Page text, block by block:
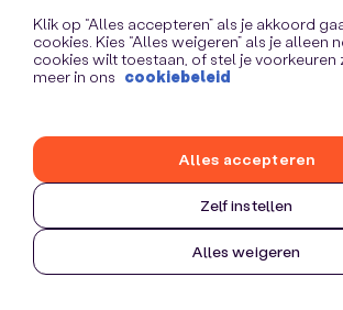
Klik op “Alles accepteren” als je akkoord
cookies. Kies “Alles weigeren” als je alleen
cookies wilt toestaan, of stel je voorkeuren
meer in ons cookiebeleid
Zelf instellen
Alles weigeren
Alles accepteren